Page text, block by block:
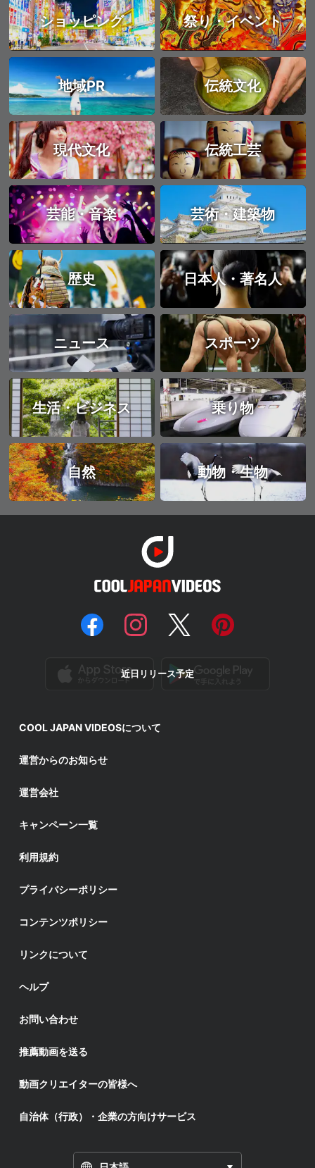
ショッピング 祭り・イベント
地域PR 伝統文化
現代文化 伝統工芸
芸能・音楽 芸術・建築物
歴史 日本人・著名人
ニュース スポーツ
生活・ビジネス 乗り物
自然 動物・生物
近日リリース予定
COOL JAPAN VIDEOSについて
運営からのお知らせ
運営会社
キャンペーン一覧
利用規約
プライバシーポリシー
コンテンツポリシー
リンクについて
ヘルプ
お問い合わせ
推薦動画を送る
動画クリエイターの皆様へ
自治体（行政）・企業の方向けサービス